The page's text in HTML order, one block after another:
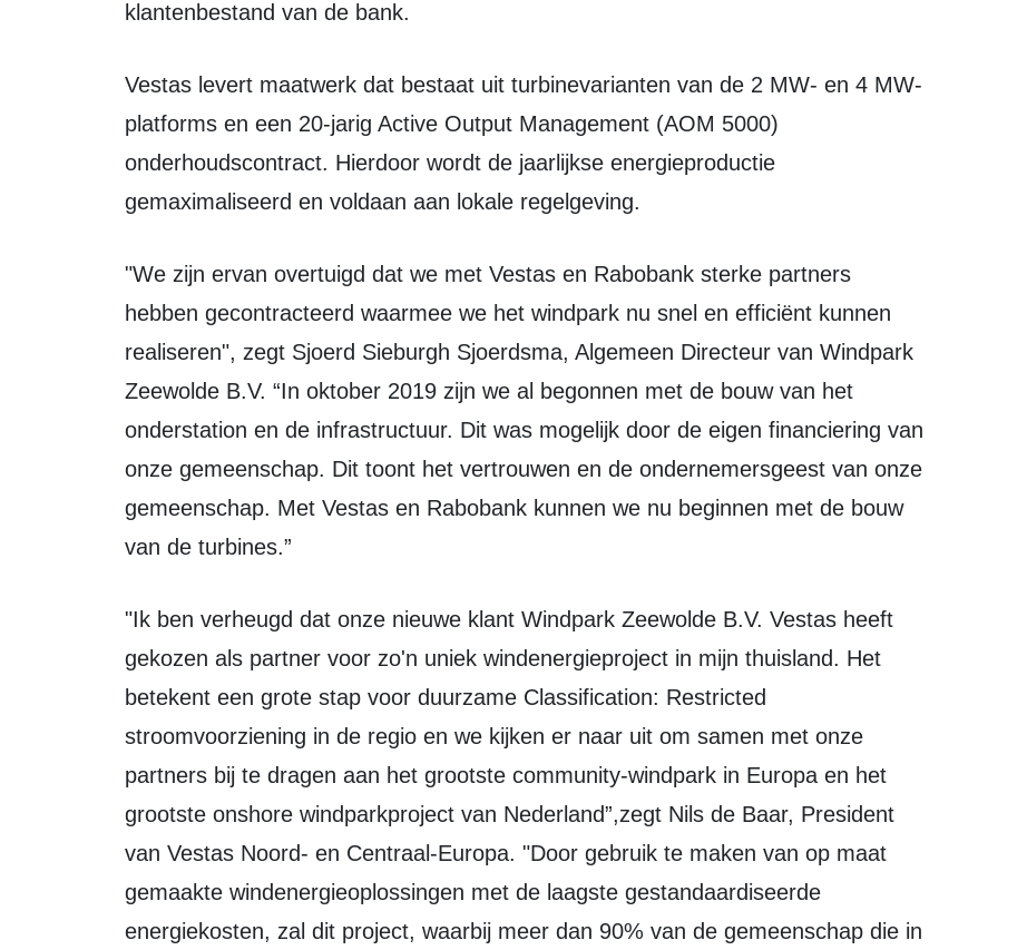
klantenbestand van de bank.
Vestas levert maatwerk dat bestaat uit turbinevarianten van de 2 MW- en 4 MW-
platforms en een 20-jarig Active Output Management (AOM 5000)
onderhoudscontract. Hierdoor wordt de jaarlijkse energieproductie
gemaximaliseerd en voldaan aan lokale regelgeving.
"We zijn ervan overtuigd dat we met Vestas en Rabobank sterke partners
hebben gecontracteerd waarmee we het windpark nu snel en efficiënt kunnen
realiseren", zegt Sjoerd Sieburgh Sjoerdsma, Algemeen Directeur van Windpark
Zeewolde B.V. “In oktober 2019 zijn we al begonnen met de bouw van het
onderstation en de infrastructuur. Dit was mogelijk door de eigen financiering van
onze gemeenschap. Dit toont het vertrouwen en de ondernemersgeest van onze
gemeenschap. Met Vestas en Rabobank kunnen we nu beginnen met de bouw
van de turbines.”
"Ik ben verheugd dat onze nieuwe klant Windpark Zeewolde B.V. Vestas heeft
gekozen als partner voor zo'n uniek windenergieproject in mijn thuisland. Het
betekent een grote stap voor duurzame Classification: Restricted
stroomvoorziening in de regio en we kijken er naar uit om samen met onze
partners bij te dragen aan het grootste community-windpark in Europa en het
grootste onshore windparkproject van Nederland”,zegt Nils de Baar, President
van Vestas Noord- en Centraal-Europa. "Door gebruik te maken van op maat
gemaakte windenergieoplossingen met de laagste gestandaardiseerde
energiekosten, zal dit project, waarbij meer dan 90% van de gemeenschap die in